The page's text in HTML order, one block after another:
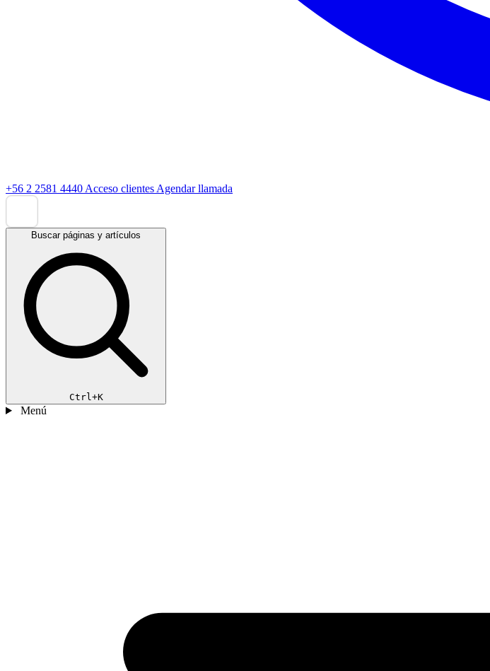
+56 2 2581 4440 Acceso clientes Agendar llamada
Buscar páginas y artículos
Ctrl+K
Menú